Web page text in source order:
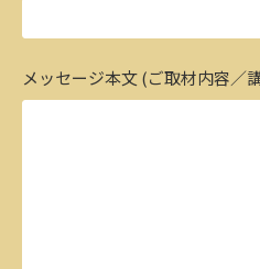
メッセージ本文 (ご取材内容／